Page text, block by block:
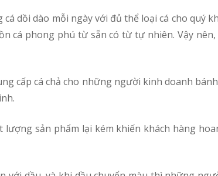
dồi dào mỗi ngày với đủ thể loại cá cho quý
cá phong phú từ sẵn có từ tự nhiên. Vậy nên,